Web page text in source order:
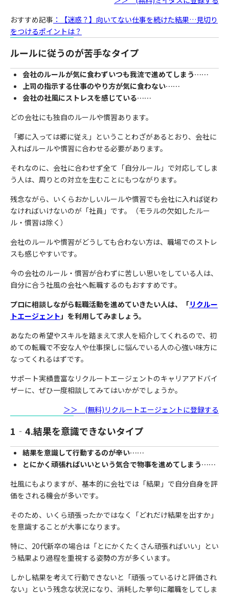
おすすめ記事 ：【迷惑？】向いてない仕事を続けた結果…見切り
をつけるポイントは？
ルールに従うのが苦手なタイプ
会社のルールが気に食わずいつも我流で進めてしまう……
上司の指示する仕事のやり方が気に食わない……
会社の社風にストレスを感じている……
どの会社にも独自のルールや慣習あります。
「郷に入っては郷に従え」ということわざがあるとおり、会社に
入ればルールや慣習に合わせる必要があります。
それなのに、会社に合わせず全て「自分ルール」で対応してしま
う人は、周りとの対立を生むことにもつながります。
残念ながら、いくらおかしいルールや慣習でも会社に入れば従わ
なければいけないのが「社員」です。（モラルの欠如したルー
ル・慣習は除く）
会社のルールや慣習がどうしても合わない方は、職場でのストレ
スも感じやすいです。
今の会社のルール・慣習が合わずに苦しい思いをしている人は、
自分に合う社風の会社へ転職するのもおすすめです。
プロに相談しながら転職活動を進めていきたい人は、「リクルー
トエージェント」を利用してみましょう。
あなたの希望やスキルを踏まえて求人を紹介してくれるので、初
めての転職で不安な人や仕事探しに悩んでいる人の心強い味方に
なってくれるはずです。
サポート実績豊富な リクルートエージェントのキャリアアドバイ
ザーに、ぜひ一度相談してみてはいかがでしょうか。
＞＞ (無料)リクルートエージェントに登録する
1‐4.結果を意識できないタイプ
結果を意識して行動するのが辛い……
とにかく頑張ればいいという気合で物事を進めてしまう……
社風にもよりますが、基本的に会社では「結果」で自分自身を評
価をされる機会が多いです。
そのため、いくら頑張ったかではなく「どれだけ結果を出すか」
を意識することが大事になります。
特に、20代新卒の場合は「とにかくたくさん頑張ればいい」とい
う結果より過程を重視する姿勢の方が多くいます。
しかし結果を考えて行動できないと「頑張っているけと評価され
ない」という残念な状況になり、消耗した挙句に離職をしてしま